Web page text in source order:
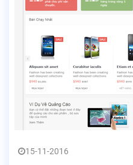
15-11-2016